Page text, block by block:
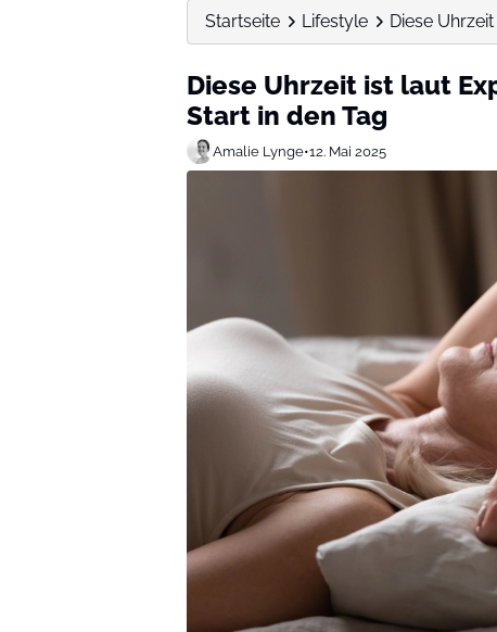
Startseite Lifestyle Diese
Diese Uhrzeit ist laut
Start in den Tag
Amalie Lynge•12. Mai 2025